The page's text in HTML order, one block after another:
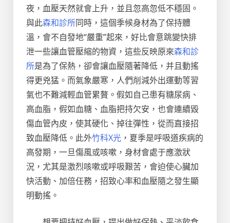
夜，血壓天然就會上升，並且忽高忽低不穩固。
與此森和診所同時，這個季候身材為了保持體
溫，會不自發地“嚴重”起來，好比會意跳變快排
泄一些讓血管壓縮的物資，這些反映原來森和診
所是為了保熱，卻會讓血壓隨著降低，并且動搖
得更兇猛。而氣象嚴寒，人們削減外出運動等習
氣也不難減輕血管累贅。假如自己患有糖尿病、
高血脂，假如血糖、血脂把持欠安，也會連續毀
傷血管內皮，使其硬化、掉往彈性，從而直接招
致血壓降低。此外竹科X光 ，夏季是呼吸道疾病的
高發期，一旦傷風或咳嗽，身材會處于應激狀
況，尤其是激烈咳嗽或呼吸艱苦，會迫使心臟加
快活動、加倍任務，招致心率和血壓隨之發生顯
明動搖。